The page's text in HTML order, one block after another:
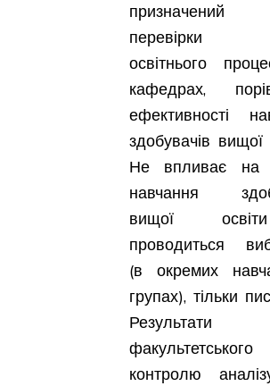
перевірки
освітнього
кафедрах,
ефективності
здобувачів вищої
Не впливає на
навчання
вищої
проводиться
(в окремих
групах), тільки
Результати
факультетського
контролю